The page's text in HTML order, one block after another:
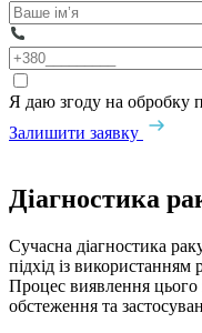
Я даю згоду на обробку
Залишити заявку
Діагностика
Сучасна діагностика
підхід із
Процес виявлення цього
обстеження та